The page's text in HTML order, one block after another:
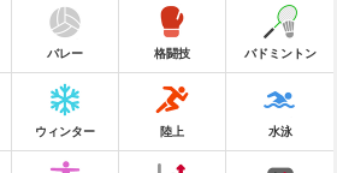
バレー 格闘技 バドミントン
ウィンター 陸上 水泳